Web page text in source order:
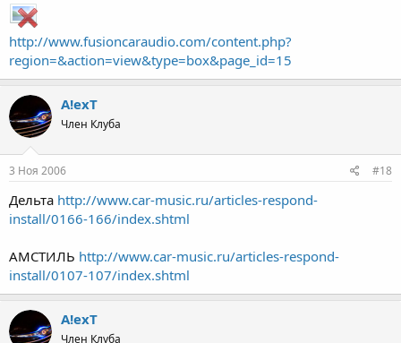
http://www.fusioncaraudio.com/content.php?
region=&action=view&type=box&page_id=15
A!exT
Член Клуба
3 Ноя 2006 #18
Дельта http://www.car-music.ru/articles-respond-
install/0166-166/index.shtml
АМСТИЛЬ http://www.car-music.ru/articles-respond-
install/0107-107/index.shtml
A!exT
Член Клуба